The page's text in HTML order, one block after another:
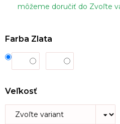
môžeme doručiť do Zvoľte
Farba Zlata
Veľkosť